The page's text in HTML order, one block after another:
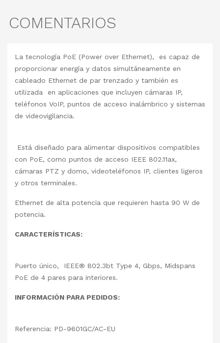
COMENTARIOS
La tecnología PoE (Power over Ethernet), es capaz de
proporcionar energía y datos simultáneamente en
cableado Ethernet de par trenzado y también es
utilizada en aplicaciones que incluyen cámaras IP,
teléfonos VoIP, puntos de acceso inalámbrico y sistemas
de videovigilancia.
Está diseñado para alimentar dispositivos compatibles
con PoE, como puntos de acceso IEEE 802.11ax,
cámaras PTZ y domo, videoteléfonos IP, clientes ligeros
y otros terminales.
Ethernet de alta potencia que requieren hasta 90 W de
potencia.
CARACTERÍSTICAS:
Puerto único, IEEE® 802.3bt Type 4, Gbps, Midspans
PoE de 4 pares para interiores.
INFORMACIÓN PARA PEDIDOS:
Referencia: PD-9601GC/AC-EU